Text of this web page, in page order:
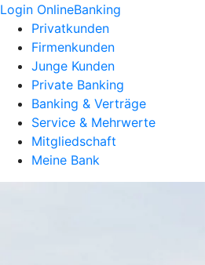
Login OnlineBanking
Privatkunden
Firmenkunden
Junge Kunden
Private Banking
Banking & Verträge
Service & Mehrwerte
Mitgliedschaft
Meine Bank